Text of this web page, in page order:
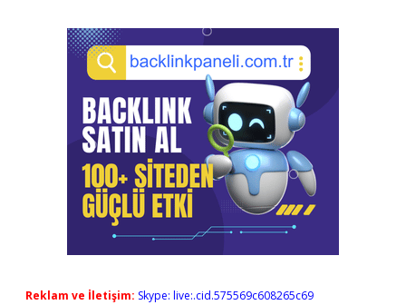
Reklam ve İletişim: Skype: live:.cid.575569c608265c69